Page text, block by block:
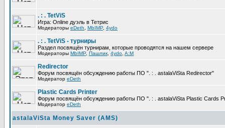
. : . TetViS
Игра: Online дуэль в Тетрис
Модераторы eDeth MbIMP 4ydo
. : . TetViS - турниры
Раздел посвящён турнирам, которые проводятся на нашем сервере
Модераторы MbIMP Пашлик 4ydo A:M
Redirector
Форум посвящён обсуждению работы ПО ". : . astalaViSta Redirector"
Модератор eDeth
Plastic Cards Printer
Форум посвящён обсуждению работы ПО ". : . astalaViSta Plastic Cards
Модератор eDeth
astalaViSta Money Saver (AMS)